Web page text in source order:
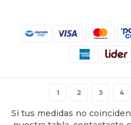
1 2 3 4
Si tus medidas no